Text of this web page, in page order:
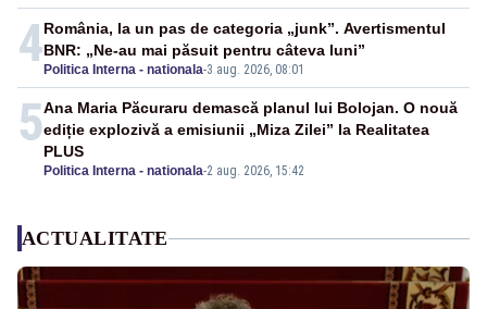
4 Politica Interna - nationala-3 aug. 2026, 08:01
România, la un pas de categoria „junk”. Avertismentul
BNR: „Ne-au mai păsuit pentru câteva luni”
5
Politica Interna - nationala-2 aug. 2026, 15:42
Ana Maria Păcuraru demască planul lui Bolojan. O nouă
ediție explozivă a emisiunii „Miza Zilei” la Realitatea
PLUS
ACTUALITATE